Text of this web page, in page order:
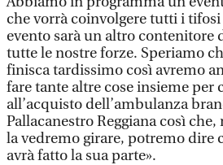
che vorrà coinvolgere tutti i
evento sarà un altro contenitore
tutte le nostre forze. Speriamo
finisca tardissimo così avremo
fare tante altre cose insieme
all’acquisto dell’ambulanza
Pallacanestro Reggiana così
la vedremo girare, potremo dire
avrà fatto la sua parte».